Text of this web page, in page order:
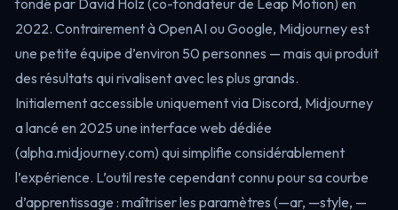
fondé par David Holz (co-fondateur de Leap Motion) en
2022. Contrairement à OpenAI ou Google, Midjourney est
une petite équipe d’environ 50 personnes — mais qui produit
des résultats qui rivalisent avec les plus grands.
Initialement accessible uniquement via Discord, Midjourney
a lancé en 2025 une interface web dédiée
(alpha.midjourney.com) qui simplifie considérablement
l’expérience. L’outil reste cependant connu pour sa courbe
d’apprentissage : maîtriser les paramètres (—ar, —style, —